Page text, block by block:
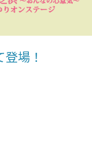
場！